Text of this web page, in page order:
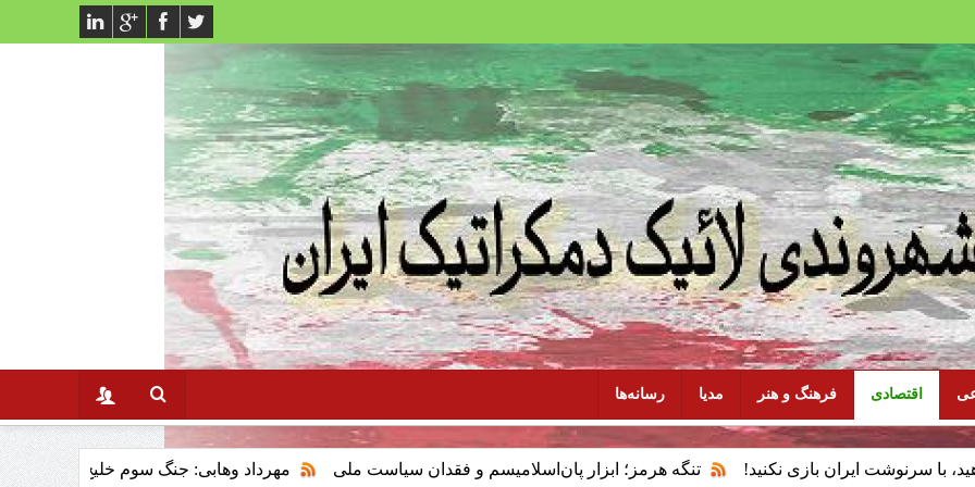
اقتصادی فرهنگ و هنر مدیا رسانه‌ها
ایران بازی نکنید! تنگه هرمز؛ ابزار پان‌اسلامیسم و فقدان سیاست ملی مهرداد وهابی: جنگ سوم خلیج فارس وتاثیر ان